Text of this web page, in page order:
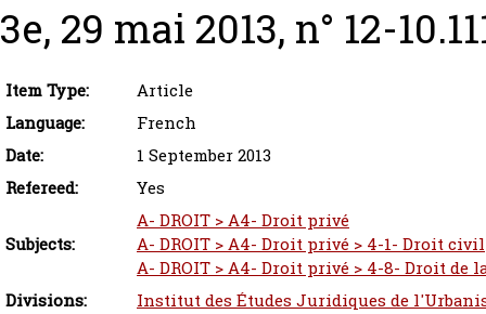
3e, 29 mai 2013, n° 12-
Item Type:
Article
Language:
French
Date:
1 September 2013
Refereed:
Yes
Subjects:
A- DROIT > A4- Droit privé
A- DROIT > A4- Droit privé > 4-1- Droit civil
A- DROIT > A4- Droit privé > 4-8- Droit
Divisions:
Institut des Études Juridiques de